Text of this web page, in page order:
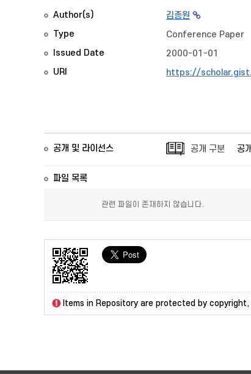
Author(s)
김종원
Type
Conference Paper
Issued Date
2000-01-01
URI
https://
공개 및 라이선스 공개 구분 공개
파일 목록
관련 파일이 존재하지 않습니다.
Items in Repository are protected by